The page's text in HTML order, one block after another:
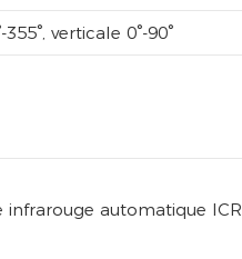
verticale 0°-90°
infrarouge automatique ICR